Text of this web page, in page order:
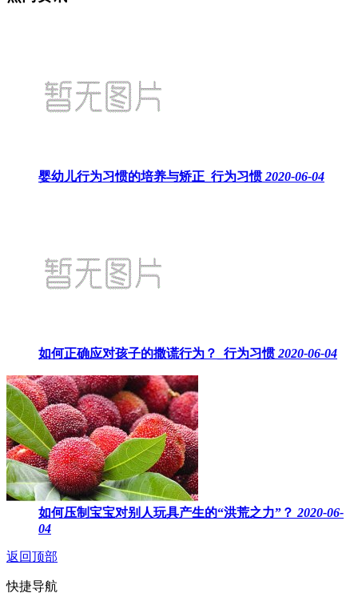
婴幼儿行为习惯的培养与矫正_行为习惯 2020-06-04
如何正确应对孩子的撒谎行为？_行为习惯 2020-06-04
如何压制宝宝对别人玩具产生的“洪荒之力”？ 2020-06-
04
返回顶部
快捷导航